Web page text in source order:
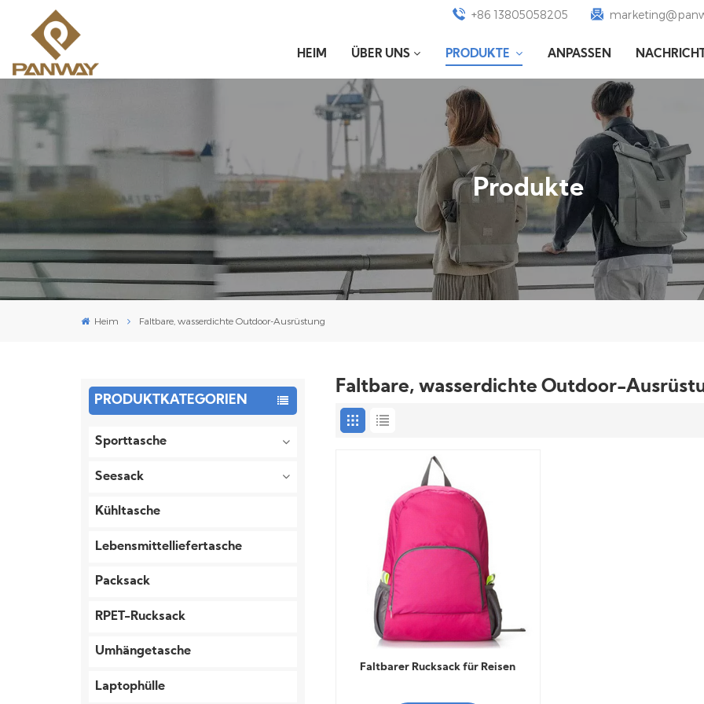
+86 13805058205
HEIM ÜBER UNS PRODUKTE ANPASSEN
Produkte
Heim Faltbare, wasserdichte Outdoor-Ausrüstung
PRODUKTKATEGORIEN
Sporttasche
Seesack
Kühltasche
Lebensmittelliefertasche
Packsack
RPET-Rucksack
Umhängetasche
Laptophülle
Faltbare, wasserdichte Outdoor-
Faltbarer Rucksack für Reisen